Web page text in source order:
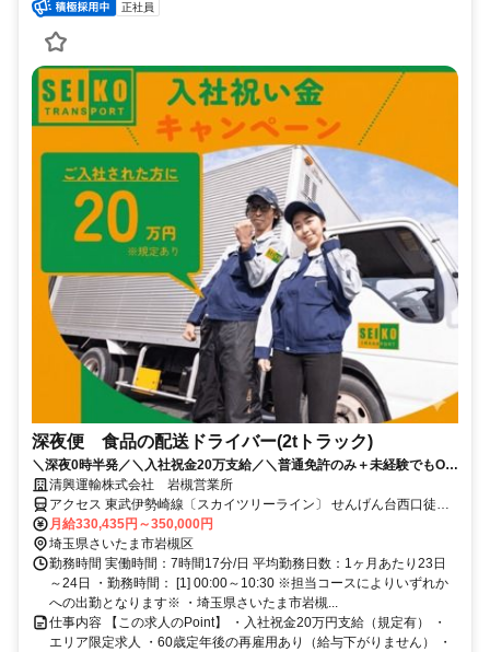
正社員
深夜便 食品の配送ドライバー(2tトラック)
＼深夜0時半発／＼入社祝金20万支給／＼普通免許のみ＋未経験でもOK
／【60代も再雇用あり】｜TEL:03-3613-5112
清興運輸株式会社 岩槻営業所
アクセス 東武伊勢崎線〔スカイツリーライン〕 せんげん台西口徒歩
約54分、東武伊勢崎線〔スカイツリーライン〕 大袋西口徒歩約55
分、東武野田線〔アーバンパークライン〕 岩槻東口徒歩約59分 車通
勤、バイク通勤OK（「岩槻駅」「大袋駅」「せんげん台駅」から車
で13分
月給330,435円～350,000円
埼玉県さいたま市岩槻区
勤務時間 実働時間：7時間17分/日 平均勤務日数：1ヶ月あたり23日
～24日 ・勤務時間： [1] 00:00～10:30 ※担当コースによりいずれか
への出勤となります※ ・埼玉県さいたま市岩槻...
仕事内容 【この求人のPoint】 ・入社祝金20万円支給（規定有） ・
エリア限定求人 ・60歳定年後の再雇用あり（給与下がりません） ・